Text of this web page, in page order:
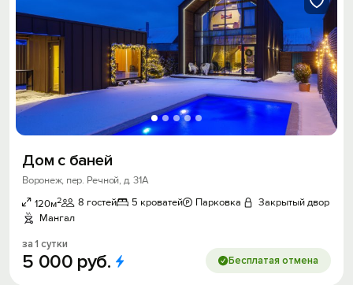
Дом с баней
Воронеж, пер. Речной, д. 31А
120м2 8 гостей 5 кроватей Парковка
Закрытый двор
Мангал
за 1 сутки
5 000 руб. Бесплатая отмена